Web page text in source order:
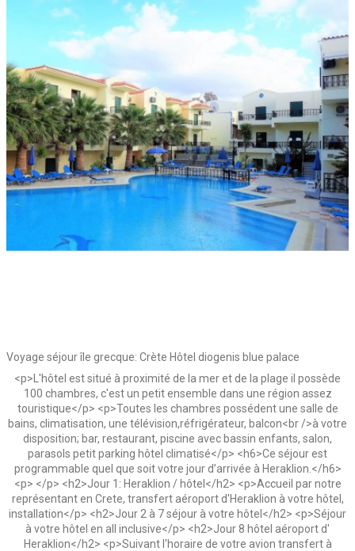
Voyage séjour île grecque: Crète Hôtel diogenis blue palace
<p>L'hôtel est situé à proximité de la mer et de la plage il possède
100 chambres, c'est un petit ensemble dans une région assez
touristique</p> <p>Toutes les chambres possédent une salle de
bains, climatisation, une télévision,réfrigérateur, balcon<br />à votre
disposition; bar, restaurant, piscine avec bassin enfants, salon,
parasols petit parking hôtel climatisé</p> <h6>Ce séjour est
programmable quel que soit votre jour d’arrivée à Heraklion.</h6>
<p> </p> <h2>Jour 1: Heraklion / hôtel</h2> <p>Accueil par notre
représentant en Crete, transfert aéroport d'Heraklion à votre hôtel,
installation</p> <h2>Jour 2 à 7 séjour à votre hôtel</h2> <p>Séjour
à votre hôtel en all inclusive</p> <h2>Jour 8 hôtel aéroport d'
Heraklion</h2> <p>Suivant l'horaire de votre avion transfert à